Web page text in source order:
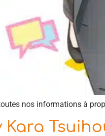
nos informations à
Kara